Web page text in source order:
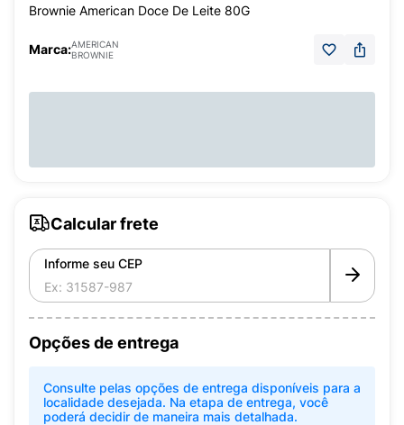
Brownie American Doce De Leite 80G
Marca:AMERICAN
BROWNIE
Calcular frete
Informe seu CEP
Opções de entrega
Consulte pelas opções de entrega disponíveis para a
localidade desejada. Na etapa de entrega, você
poderá decidir de maneira mais detalhada.